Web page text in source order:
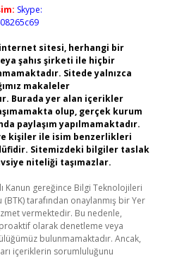
Skype:
sitesi, herhangi bir
şahıs şirketi ile hiçbir
Sitede yalnızca
makaleler
Burada yer alan içerikler
olup, gerçek kurum
paylaşım yapılmamaktadır.
kişiler ile isim benzerlikleri
Sitemizdeki bilgiler taslak
niteliği taşımazlar.
Kanun gereğince Bilgi Teknolojileri
tarafından onaylanmış bir Yer
vermektedir. Bu nedenle,
olarak denetleme veya
bulunmamaktadır. Ancak,
içeriklerin sorumluluğunu